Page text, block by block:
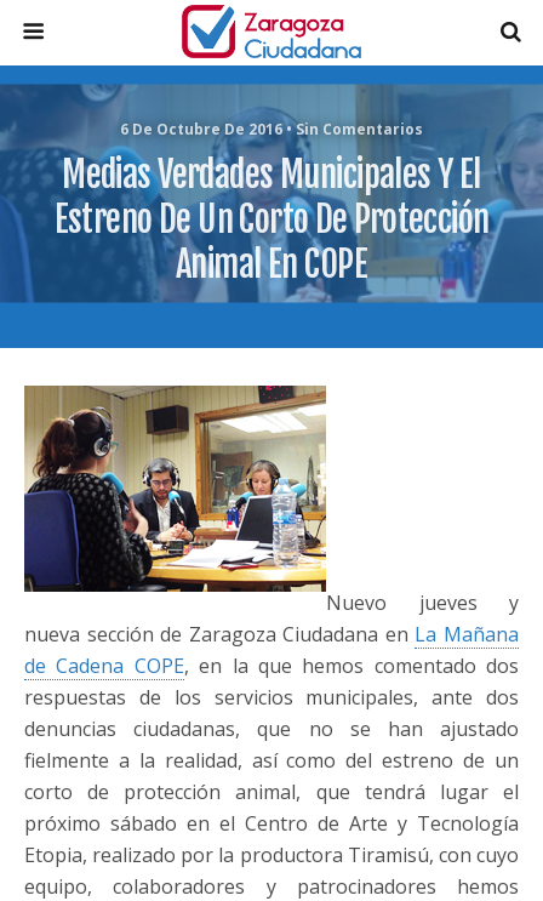
6 De Octubre De 2016 • Sin Comentarios
Medias Verdades Municipales Y El
Estreno De Un Corto De Protección
Animal En COPE
Nuevo jueves y
nueva sección de Zaragoza Ciudadana en La Mañana
de Cadena COPE, en la que hemos comentado dos
respuestas de los servicios municipales, ante dos
denuncias ciudadanas, que no se han ajustado
fielmente a la realidad, así como del estreno de un
corto de protección animal, que tendrá lugar el
próximo sábado en el Centro de Arte y Tecnología
Etopia, realizado por la productora Tiramisú, con cuyo
equipo, colaboradores y patrocinadores hemos